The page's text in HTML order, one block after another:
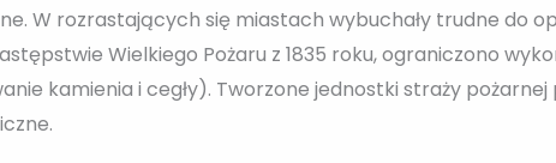
W rozrastających się miastach wybuchały trudne do
Wielkiego Pożaru z 1835 roku, ograniczono
kamienia i cegły). Tworzone jednostki straży pożarnej